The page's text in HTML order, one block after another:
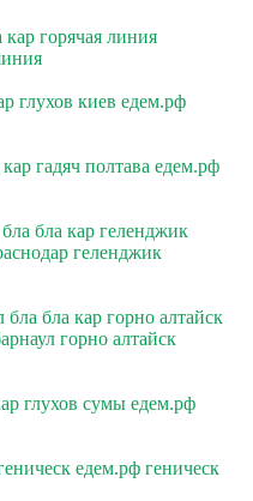
кар горячая линия
глухов киев едем.рф
гадяч полтава едем.рф
бла кар геленджик
геленджик
бла бла кар горно алтайск
горно алтайск
глухов сумы едем.рф
едем.рф геническ